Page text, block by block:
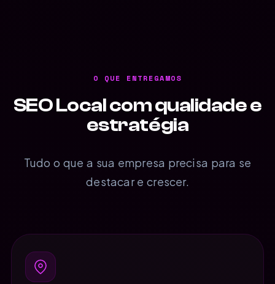
O QUE ENTREGAMOS
SEO Local com qualidade e
estratégia
Tudo o que a sua empresa precisa para se
destacar e crescer.